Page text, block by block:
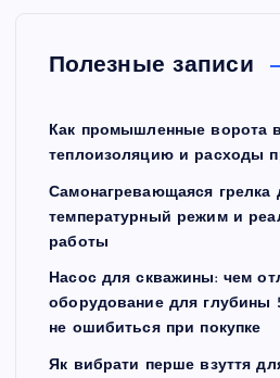
Полезные записи
Как промышленные ворота
теплоизоляцию и расходы
Самонагревающаяся грелка
температурный режим и
работы
Насос для скважины: чем
оборудование для глубины
не ошибиться при покупке
Як вибрати перше взуття